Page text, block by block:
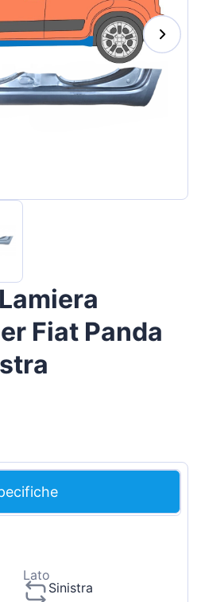
Magyar
Lietuvių
Português
Fiat Panda
Lato
Sinistra